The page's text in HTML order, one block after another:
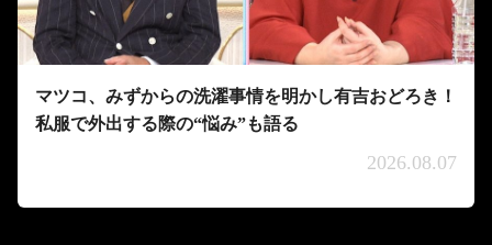
マツコ、みずからの洗濯事情を明かし有吉おどろき！
私服で外出する際の“悩み”も語る
2026.08.07